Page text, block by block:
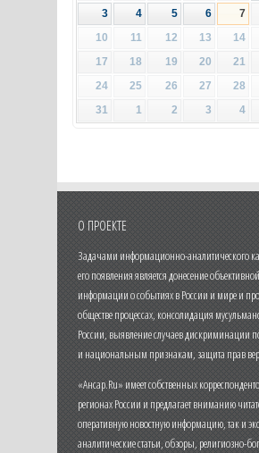
3
4 5 6 7
10
11 12 13 14
17
18 19 20 21
24
25 26 27 28
31
1 2 3 4
О ПРОЕКТЕ
Задачами информационно-аналитического
его появления является донесение
информации о событиях в России и мире и
обществе процессах, консолидация
России, выявление случаев дискриминации
и национальным признакам, защита прав
«Ансар.Ru» имеет собственных
регионах России и предлагает вниманию
оперативную новостную информацию, так и
аналитические статьи, обзоры, религиозно-